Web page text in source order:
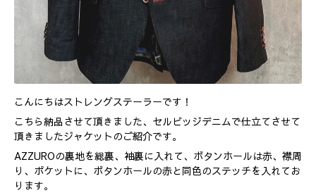
こんにちはストレングステーラーです！
こちら納品させて頂きました、セルビッジデニムで仕立てさせて
頂きましたジャケットのご紹介です。
AZZUROの裏地を総裏、袖裏に入れて、ボタンホールは赤、襟周
り、ポケットに、ボタンホールの赤と同色のステッチを入れてお
ります。